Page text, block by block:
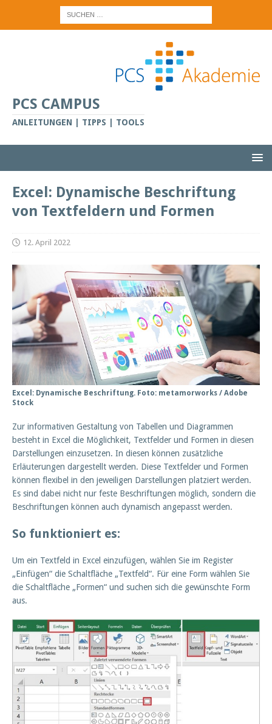
PCS CAMPUS
ANLEITUNGEN | TIPPS | TOOLS
Excel: Dynamische Beschriftung
von Textfeldern und Formen
12. April 2022
Excel: Dynamische Beschriftung. Foto: metamorworks / Adobe
Stock
Zur informativen Gestaltung von Tabellen und Diagrammen
besteht in Excel die Möglichkeit, Textfelder und Formen in diesen
Darstellungen einzusetzen. In diesen können zusätzliche
Erläuterungen dargestellt werden. Diese Textfelder und Formen
können flexibel in den jeweiligen Darstellungen platziert werden.
Es sind dabei nicht nur feste Beschriftungen möglich, sondern die
Beschriftungen können auch dynamisch angepasst werden.
So funktioniert es:
Um ein Textfeld in Excel einzufügen, wählen Sie im Register
„Einfügen“ die Schaltfläche „Textfeld“. Für eine Form wählen Sie
die Schaltfläche „Formen“ und suchen sich die gewünschte Form
aus.